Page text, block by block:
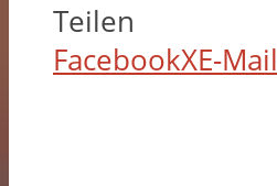
Teilen
FacebookXE-Mail